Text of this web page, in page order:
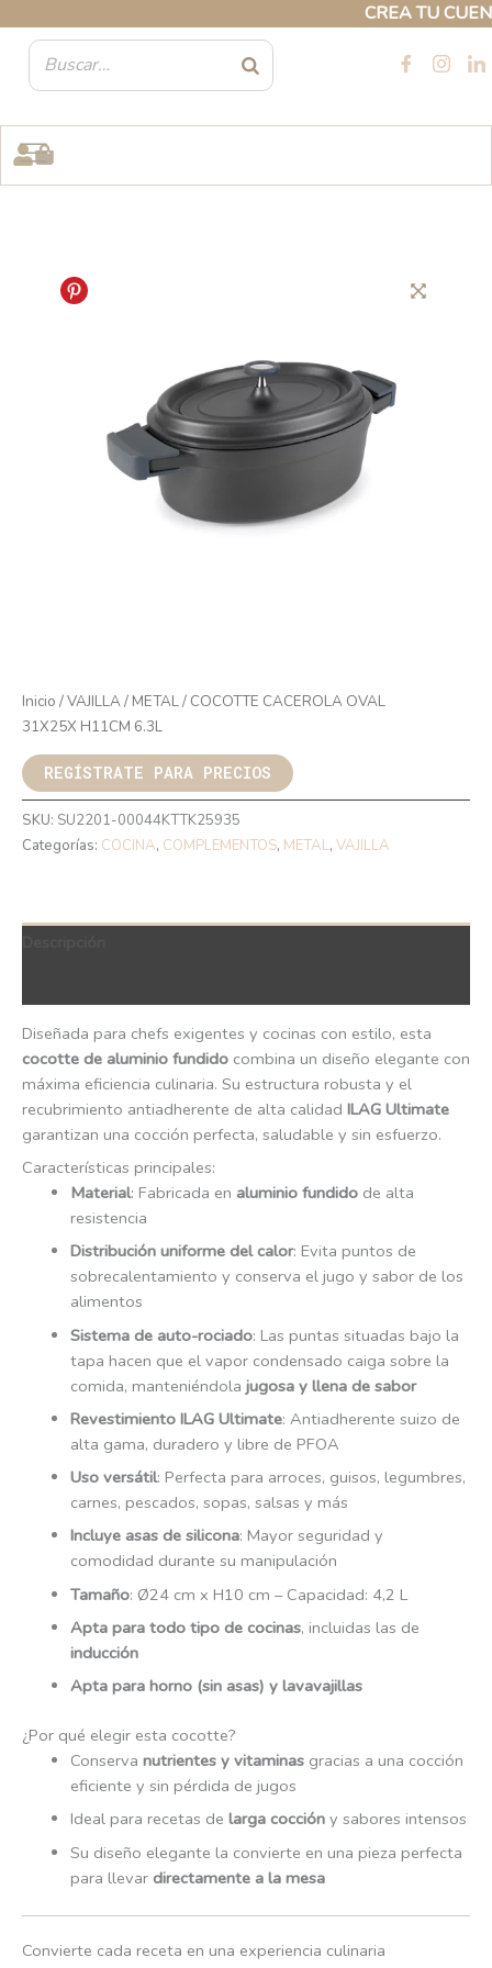
CREA TU
contenido
Inicio /VAJILLA/ METAL/ COCOTTE CACEROLA OVAL
31X25X H11CM 6.3L
REGÍSTRATE PARA PRECIOS
SKU: SU2201-00044KTTK25935
Categorías: COCINA, COMPLEMENTOS, METAL, VAJILLA
Diseñada para chefs exigentes y cocinas con estilo, esta
cocotte de aluminio fundido combina un diseño elegante con
máxima eficiencia culinaria. Su estructura robusta y el
recubrimiento antiadherente de alta calidad ILAG Ultimate
garantizan una cocción perfecta, saludable y sin esfuerzo.
Características principales:
Material: Fabricada en aluminio fundidode alta
resistencia
Distribución uniforme del calor: Evita puntos de
sobrecalentamiento y conserva el jugo y sabor de los
alimentos
Sistema de auto-rociado: Las puntas situadas bajo la
tapa hacen que el vapor condensado caiga sobre la
comida, manteniéndola jugosa y llena de sabor
Revestimiento ILAG Ultimate: Antiadherente suizo de
alta gama, duradero y libre de PFOA
Uso versátil: Perfecta para arroces, guisos, legumbres,
carnes, pescados, sopas, salsas y más
Incluye asas de silicona: Mayor seguridad y
comodidad durante su manipulación
Tamaño: Ø24 cm x H10 cm – Capacidad: 4,2 L
Apta para todo tipo de cocinas, incluidas las de
inducción
Apta para horno (sin asas) y lavavajillas
¿Por qué elegir esta cocotte?
Conserva nutrientes y vitaminasgracias a una cocción
eficiente y sin pérdida de jugos
Ideal para recetas de larga coccióny sabores intensos
Su diseño elegante la convierte en una pieza perfecta
para llevar directamente a la mesa
Convierte cada receta en una experiencia culinaria